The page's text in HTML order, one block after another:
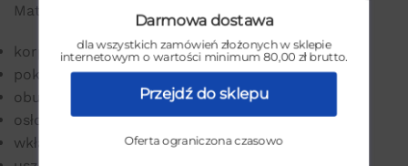
Materiały konstrukcyjne:
korpus – aluminium,
pokrywa korpusu – ABS;
obudowa – poliwęglan lub aluminium;
osłona – poliamid;
wkład filtracyjny – polipropylen;
Darmowa dostawa
dla wszystkich zamówień złożonych w sklepie
internetowym o wartości minimum 80,00 zł brutto.
Przejdź do sklepu
Oferta ograniczona czasowo